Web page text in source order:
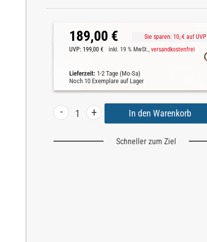
189,00 € Sie sparen: 10,-€ auf UVP
UVP: 199,00 € inkl. 19 % MwSt., versandkostenfrei
Lieferzeit: 1-2 Tage (Mo-Sa)
Noch 10 Exemplare auf Lager
- +
Schneller zum Ziel